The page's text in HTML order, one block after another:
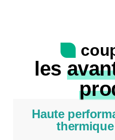
les
Haute
thermique